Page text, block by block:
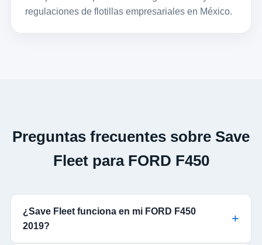
regulaciones de flotillas empresariales en México.
Preguntas frecuentes sobre Save
Fleet para FORD F450
¿Save Fleet funciona en mi FORD F450
2019?